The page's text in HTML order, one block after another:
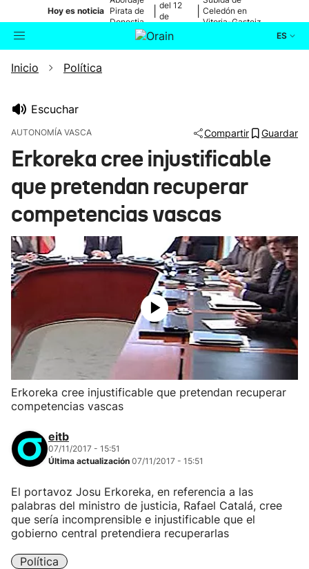
Hoy es noticia Pirata de
Donostia
del 12
de
Celedón en
Vitoria-Gasteiz
ES
Buscador
Ikusmiran
Eguraldia
Inicio Política
Escuchar
AUTONOMÍA VASCA Compartir Guardar
Erkoreka cree injustificable
que pretendan recuperar
competencias vascas
Erkoreka cree injustificable que pretendan recuperar
competencias vascas
eitb
07/11/2017 - 15:51
Última actualización 07/11/2017 - 15:51
El portavoz Josu Erkoreka, en referencia a las
palabras del ministro de justicia, Rafael Catalá, cree
que sería incomprensible e injustificable que el
gobierno central pretendiera recuperarlas
Política